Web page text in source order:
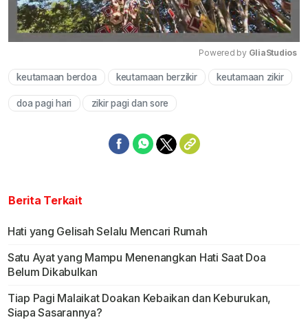
Mute
Powered by GliaStudios
keutamaan berdoa keutamaan berzikir keutamaan zikir
doa pagi hari zikir pagi dan sore
Berita Terkait
Hati yang Gelisah Selalu Mencari Rumah
Satu Ayat yang Mampu Menenangkan Hati Saat Doa
Belum Dikabulkan
Tiap Pagi Malaikat Doakan Kebaikan dan Keburukan,
Siapa Sasarannya?